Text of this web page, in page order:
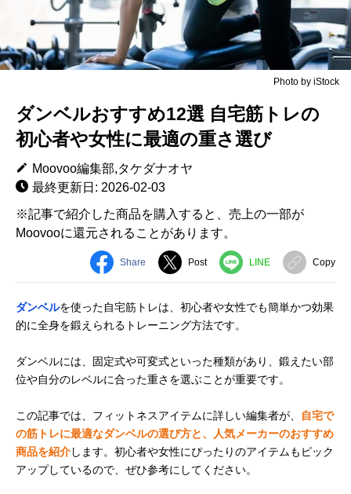
Photo by iStock
ダンベルおすすめ12選 自宅筋トレの
初心者や女性に最適の重さ選び
Moovoo編集部,タケダナオヤ
最終更新日: 2026-02-03
※記事で紹介した商品を購入すると、売上の一部が
Moovooに還元されることがあります。
Share Post LINE Copy
ダンベルを使った自宅筋トレは、初心者や女性でも簡単かつ効果
的に全身を鍛えられるトレーニング方法です。
ダンベルには、固定式や可変式といった種類があり、鍛えたい部
位や自分のレベルに合った重さを選ぶことが重要です。
この記事では、フィットネスアイテムに詳しい編集者が、
自宅で
の筋トレに最適なダンベルの選び方と、人気メーカーのおすすめ
商品を紹介します。初心者や女性にぴったりのアイテムもピック
アップしているので、ぜひ参考にしてください。